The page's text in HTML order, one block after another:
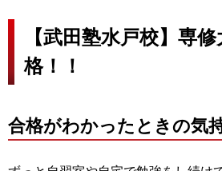
【武田塾水戸校】専
格！！
合格がわかったときの気